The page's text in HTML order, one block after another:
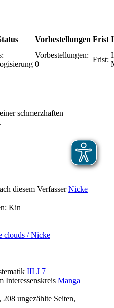
Vorbestellungen Frist
Vorbestellungen:
0
Frist:
schmerzhaften
diesem Verfasser Nicke
Kin
clouds / Nicke
III J 7
Interessenskreis Manga
ungezählte Seiten,